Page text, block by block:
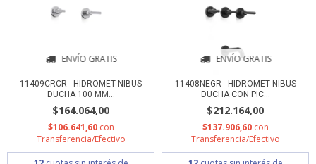
ENVÍO GRATIS
11409CRCR - HIDROMET NIBUS
DUCHA 100 MM...
$164.064,00
$106.641,60 con
Transferencia/Efectivo
ENVÍO GRATIS
11408NEGR - HIDROMET NIBUS
DUCHA CON PIC...
$212.164,00
$137.906,60 con
Transferencia/Efectivo